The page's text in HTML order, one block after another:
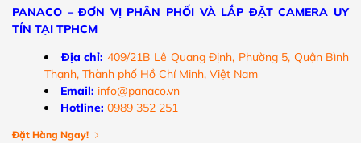
PANACO – ĐƠN VỊ PHÂN PHỐI VÀ LẮP ĐẶT CAMERA UY
TÍN TẠI TPHCM
Địa chỉ: 409/21B Lê Quang Định, Phường 5, Quận Bình
Thạnh, Thành phố Hồ Chí Minh, Việt Nam
Email: info@panaco.vn
Hotline: 0989 352 251
Đặt Hàng Ngay!